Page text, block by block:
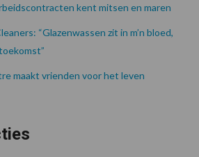
kent mitsen en maren
“Glazenwassen zit in m’n bloed,
maakt vrienden voor het leven